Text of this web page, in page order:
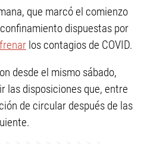
que marcó el comienzo
dispuestas por
frenar los contagios de COVID.
desde el mismo sábado,
las disposiciones que, entre
de circular después de las